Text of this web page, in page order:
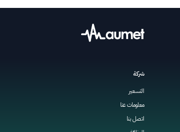
شركة
التسعير
معلومات عنا
اتصل بنا